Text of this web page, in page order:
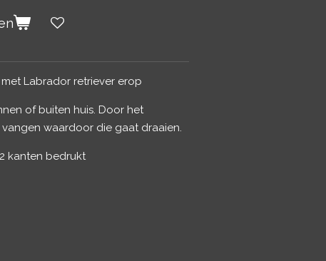
Labrador retriever erop
of buiten huis. Door het
waardoor die gaat draaien.
kanten bedrukt